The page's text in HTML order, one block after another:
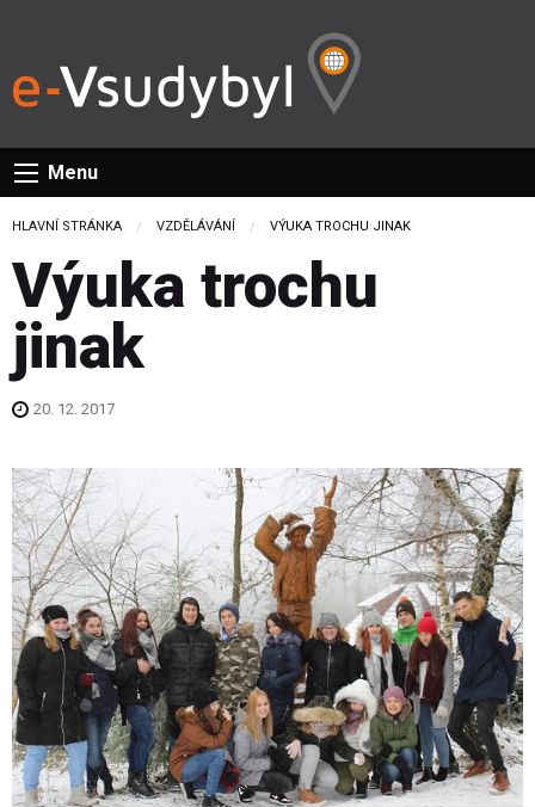
Menu
HLAVNÍ STRÁNKA VZDĚLÁVÁNÍ CURRENT:
VÝUKA TROCHU JINAK
Výuka trochu
jinak
20. 12. 2017